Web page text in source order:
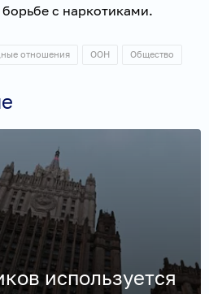
борьбе с наркотиками.
отношения ООН Общество
используется